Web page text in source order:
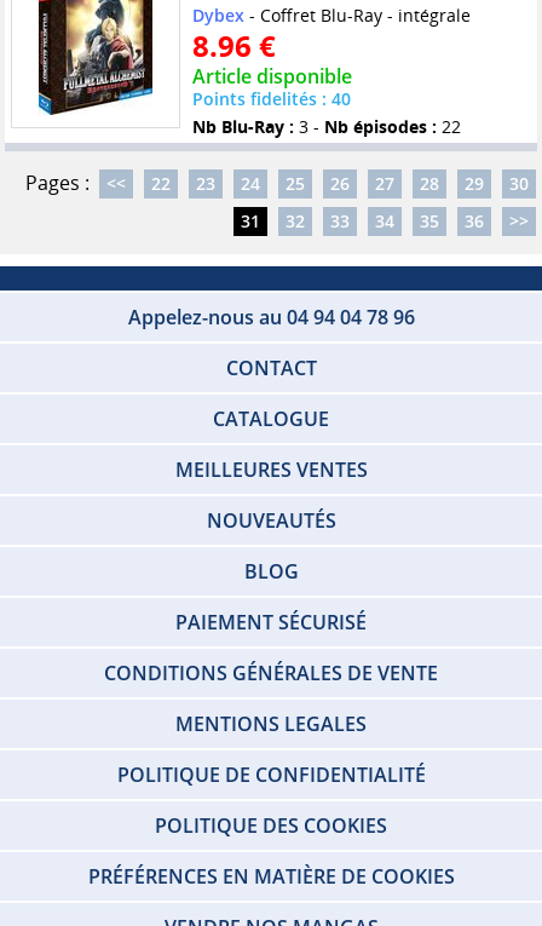
Dybex - Coffret Blu-Ray - intégrale
8.96 €
Article disponible
Points fidelités : 40
Nb Blu-Ray : 3 - Nb épisodes : 22
Pages : << 22 23 24 25 26 27 28 29
30
31
32 33 34 35 36 >>
Appelez-nous au 04 94 04 78 96
CONTACT
CATALOGUE
MEILLEURES VENTES
NOUVEAUTÉS
BLOG
PAIEMENT SÉCURISÉ
CONDITIONS GÉNÉRALES DE VENTE
MENTIONS LEGALES
POLITIQUE DE CONFIDENTIALITÉ
POLITIQUE DES COOKIES
PRÉFÉRENCES EN MATIÈRE DE COOKIES